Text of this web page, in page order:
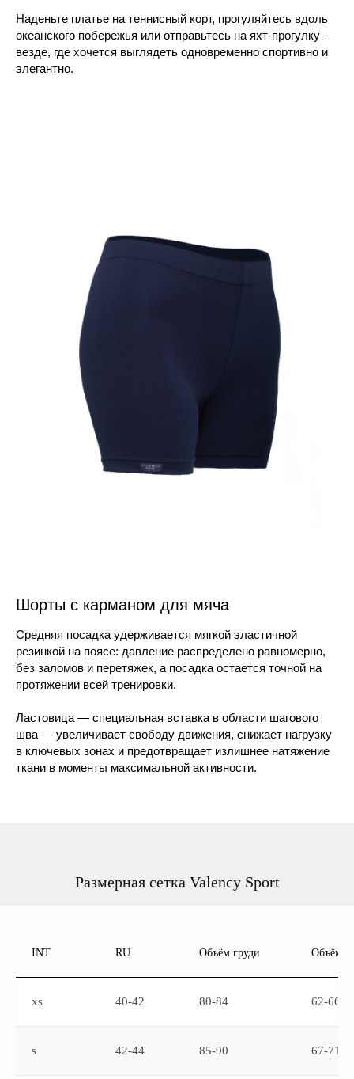
Наденьте платье на теннисный корт, прогуляйтесь вдоль
океанского побережья или отправьтесь на яхт-прогулку —
везде, где хочется выглядеть одновременно спортивно и
элегантно.
Шорты с карманом для мяча
Средняя посадка удерживается мягкой эластичной
резинкой на поясе: давление распределено равномерно,
без заломов и перетяжек, а посадка остается точной на
протяжении всей тренировки.
Ластовица — специальная вставка в области шагового
шва — увеличивает свободу движения, снижает нагрузку
в ключевых зонах и предотвращает излишнее натяжение
ткани в моменты максимальной активности.
Размерная сетка Valency Sport
INT RU Объём груди Объём
xs 40-42 80-84 62-66
s 42-44 85-90 67-71
Best-seller
Подпишитесь на нашу рассылку